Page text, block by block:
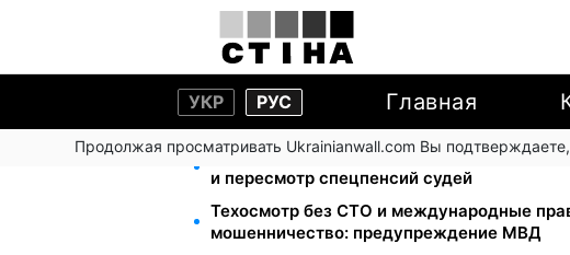
УКР РУС Главная
Продолжая просматривать Ukrainianwall.com Вы
Пенсионная реформа в сентябре:
и пересмотр спецпенсий судей
Техосмотр без СТО и международные
мошенничество: предупреждение МВД